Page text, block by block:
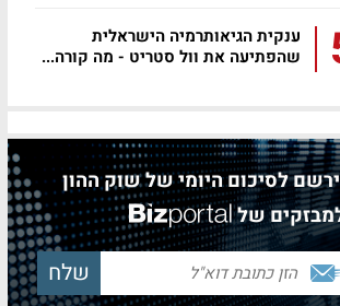
ענקית הגיאותרמיה הישראלית
שהפתיעה את וול סטריט - מה קורה...
לסיכום היומי של שוק ההון
של